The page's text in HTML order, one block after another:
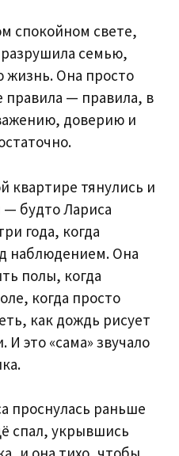
спокойном свете,
семью,
жизнь. Она просто
правила — правила, в
доверию и
квартире тянулись и
будто Лариса
года, когда
наблюдением. Она
полы, когда
когда просто
как дождь рисует
И это «сама» звучало
проснулась раньше
спал, укрывшись